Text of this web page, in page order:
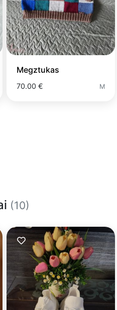
Megztukas
70.00 € M
(10)